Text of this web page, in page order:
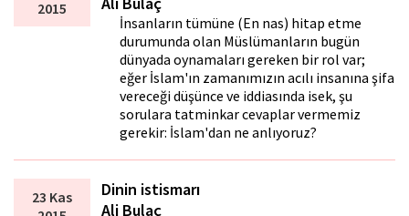
2015
İnsanların tümüne (En nas) hitap etme
durumunda olan Müslümanların bugün
dünyada oynamaları gereken bir rol var;
eğer İslam'ın zamanımızın acılı insanına şifa
vereceği düşünce ve iddiasında isek, şu
sorulara tatminkar cevaplar vermemiz
gerekir: İslam'dan ne anlıyoruz?
23 Kas
Dinin istismarı
Ali Bulaç